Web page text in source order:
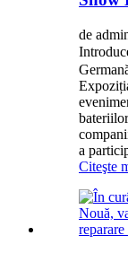
de
a
Citeşte